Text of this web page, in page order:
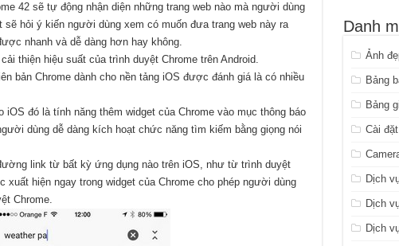
42 sẽ tự động nhận diện những trang web nào mà người dùng
hỏi ý kiến người dùng xem có muốn đưa trang web này ra
nhanh và dễ dàng hơn hay không.
thiện hiệu suất của trình duyệt Chrome trên Android.
bản Chrome dành cho nền tảng iOS được đánh giá là có nhiều
iOS đó là tính năng thêm widget của Chrome vào mục thông báo
dùng dễ dàng kích hoạt chức năng tìm kiếm bằng giọng nói
link từ bất kỳ ứng dụng nào trên iOS, như từ trình duyệt
hiện ngay trong widget của Chrome cho phép người dùng
Chrome.
Danh
Ảnh
Bảng
Bảng
Cài
Dịch
Dịch
Dịch